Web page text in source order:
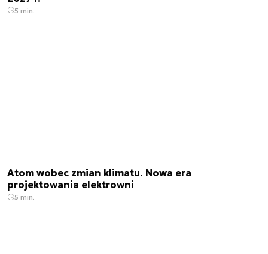
5 min.
Atom wobec zmian klimatu. Nowa era
projektowania elektrowni
5 min.